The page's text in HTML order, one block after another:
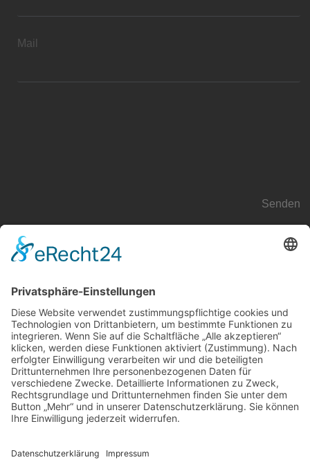
Mail
Senden
franiel@architektur-franiel.de
+49 152 336 096 05
ADRESSE
Eversburger Straße 30
49090 Osnabrück